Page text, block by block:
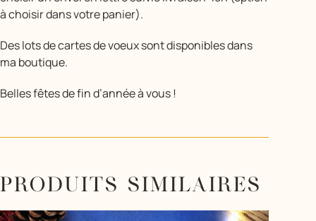
à choisir dans votre panier).
Des lots de cartes de voeux sont disponibles dans
ma boutique.
Belles fêtes de fin d’année à vous !
PRODUITS SIMILAIRES